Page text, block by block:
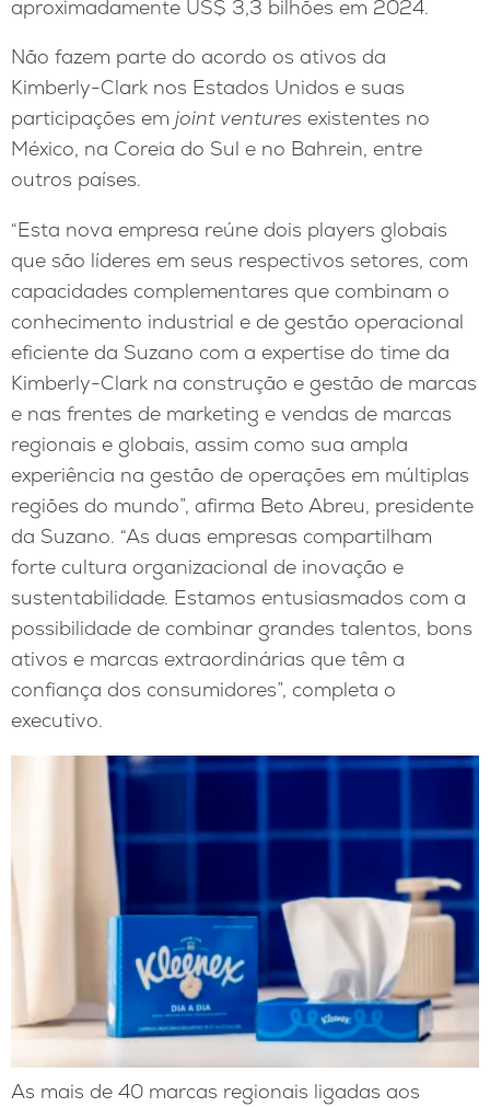
aproximadamente US$ 3,3 bilhões em 2024.
Não fazem parte do acordo os ativos da
Kimberly-Clark nos Estados Unidos e suas
participações em joint ventures existentes no
México, na Coreia do Sul e no Bahrein, entre
outros países.
“Esta nova empresa reúne dois players globais
que são líderes em seus respectivos setores, com
capacidades complementares que combinam o
conhecimento industrial e de gestão operacional
eficiente da Suzano com a expertise do time da
Kimberly-Clark na construção e gestão de marcas
e nas frentes de marketing e vendas de marcas
regionais e globais, assim como sua ampla
experiência na gestão de operações em múltiplas
regiões do mundo”, afirma Beto Abreu, presidente
da Suzano. “As duas empresas compartilham
forte cultura organizacional de inovação e
sustentabilidade. Estamos entusiasmados com a
possibilidade de combinar grandes talentos, bons
ativos e marcas extraordinárias que têm a
confiança dos consumidores”, completa o
executivo.
As mais de 40 marcas regionais ligadas aos